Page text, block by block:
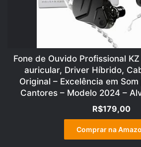
Fone de Ouvido Profissional
auricular, Driver Híbrido,
Original – Excelência em
Cantores – Modelo 2024 –
R$179,00
Comprar na